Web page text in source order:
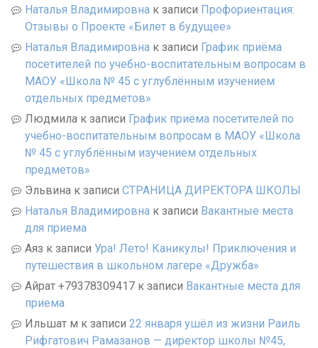
Наталья Владимировна к записи Профориентация:
Отзывы о Проекте «Билет в будущее»
Наталья Владимировна к записи График приёма
посетителей по учебно-воспитательным вопросам в
МАОУ «Школа № 45 с углублённым изучением
отдельных предметов»
Людмила к записи График приёма посетителей по
учебно-воспитательным вопросам в МАОУ «Школа
№ 45 с углублённым изучением отдельных
предметов»
Эльвина к записи СТРАНИЦА ДИРЕКТОРА ШКОЛЫ
Наталья Владимировна к записи Вакантные места
для приема
Аяз к записи Ура! Лето! Каникулы! Приключения и
путешествия в школьном лагере «Дружба»
Айрат +79378309417 к записи Вакантные места для
приема
Ильшат м к записи 22 января ушёл из жизни Раиль
Рифгатович Рамазанов — директор школы №45,